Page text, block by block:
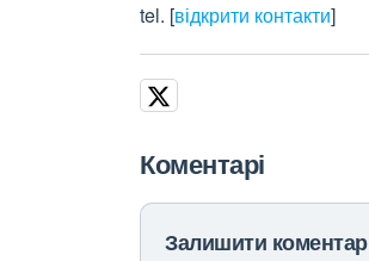
tel. [відкрити контакти]
Коментарі
Залишити коментар